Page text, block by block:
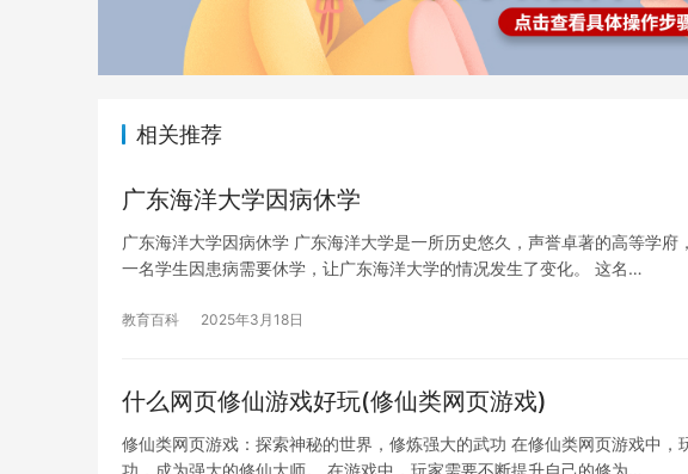
相关推荐
广东海洋大学因病休学
广东海洋大学因病休学 广东海洋大学是一所历史悠久，声誉卓著的高等学
一名学生因患病需要休学，让广东海洋大学的情况发生了变化。 这名…
教育百科 2025年3月18日
什么网页修仙游戏好玩(修仙类网页游戏)
修仙类网页游戏：探索神秘的世界，修炼强大的武功 在修仙类网页游戏中
功，成为强大的修仙大师。 在游戏中，玩家需要不断提升自己的修为…